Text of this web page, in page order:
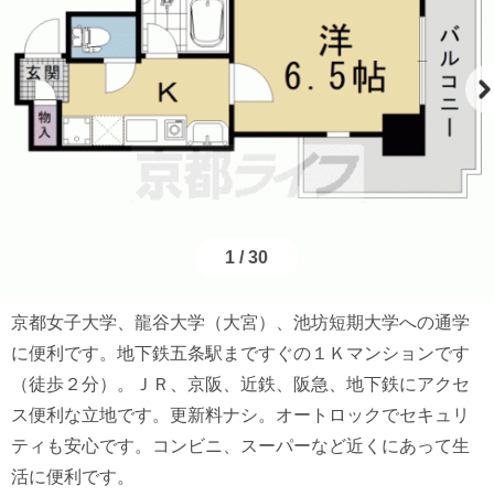
1 /30
京都女子大学、龍谷大学（大宮）、池坊短期大学への通学
に便利です。地下鉄五条駅まですぐの１Ｋマンションです
（徒歩２分）。ＪＲ、京阪、近鉄、阪急、地下鉄にアクセ
ス便利な立地です。更新料ナシ。オートロックでセキュリ
ティも安心です。コンビニ、スーパーなど近くにあって生
活に便利です。